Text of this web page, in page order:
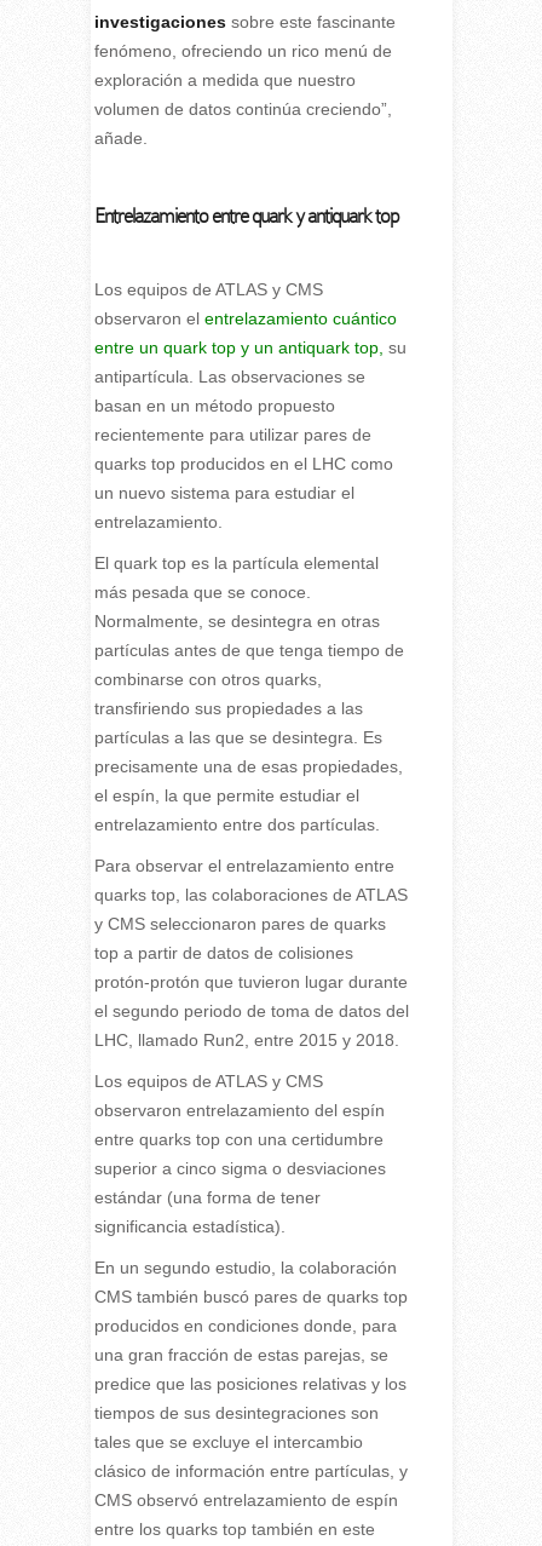
investigacionessobre este fascinante
fenómeno, ofreciendo un rico menú de
exploración a medida que nuestro
volumen de datos continúa creciendo”,
añade.
Entrelazamiento entre quark y antiquark top
Los equipos de ATLAS y CMS
observaron el entrelazamiento cuántico
entre un quark top y un antiquark top, su
antipartícula. Las observaciones se
basan en un método propuesto
recientemente para utilizar pares de
quarks top producidos en el LHC como
un nuevo sistema para estudiar el
entrelazamiento.
El quark top es la partícula elemental
más pesada que se conoce.
Normalmente, se desintegra en otras
partículas antes de que tenga tiempo de
combinarse con otros quarks,
transfiriendo sus propiedades a las
partículas a las que se desintegra. Es
precisamente una de esas propiedades,
el espín, la que permite estudiar el
entrelazamiento entre dos partículas.
Para observar el entrelazamiento entre
quarks top, las colaboraciones de ATLAS
y CMS seleccionaron pares de quarks
top a partir de datos de colisiones
protón-protón que tuvieron lugar durante
el segundo periodo de toma de datos del
LHC, llamado Run2, entre 2015 y 2018.
Los equipos de ATLAS y CMS
observaron entrelazamiento del espín
entre quarks top con una certidumbre
superior a cinco sigma o desviaciones
estándar (una forma de tener
significancia estadística).
En un segundo estudio, la colaboración
CMS también buscó pares de quarks top
producidos en condiciones donde, para
una gran fracción de estas parejas, se
predice que las posiciones relativas y los
tiempos de sus desintegraciones son
tales que se excluye el intercambio
clásico de información entre partículas, y
CMS observó entrelazamiento de espín
entre los quarks top también en este